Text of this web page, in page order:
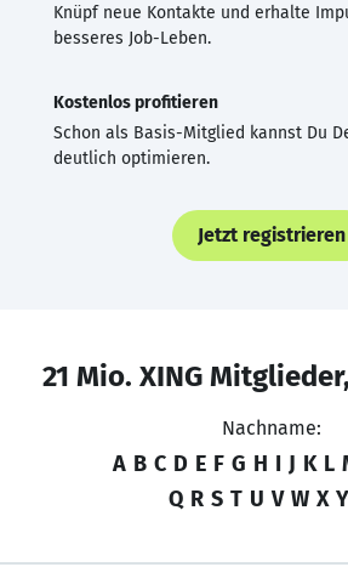
Knüpf neue Kontakte und erhalte
besseres Job-Leben.
Kostenlos profitieren
Schon als Basis-Mitglied kannst Du
deutlich optimieren.
Jetzt registrieren
21 Mio. XING
Nachname:
A B C D E F G H I J K L
Q R S T U V W X Y